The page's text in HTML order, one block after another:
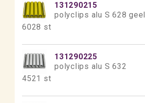
131290215
polyclips alu S 628 geel
6028 st
131290225
polyclips alu S 632
4521 st